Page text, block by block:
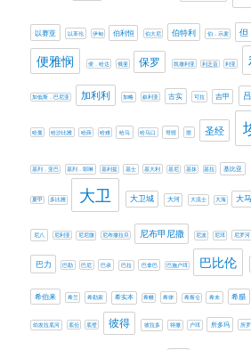
以赛亚 以革伦 伊甸 伯利恒 伯大尼 伯特利 伯．示麦 但
便雅悯 便．哈达 俄斐 保罗 凯撒利亚 利乏音 利亚
加低斯．巴尼亚 加利利 加略 叙利亚 古实 可拉 吉甲
哈曼 哈沙比雅 哈薛 哈难 哈马 哈马口 哥辖 噩 圣经
基列．亚巴 基列．耶琳 基利提 基士 基大利 基尼 基抹 基拉 基比亚
夏甲 多比雅 大卫 大卫城 大河 大流士 大海 大
尼八 尼利亚 尼尼微 尼布撒拉旦 尼布甲尼撒 尼波 尼珥 尼罗河
巴力 巴勒 巴尼 巴录 巴拉 巴拿巴 巴施户珥 巴比伦
希伯来 希兰 希勒家 希实本 希幔 希律 希斯仑 希未 希腊
幼发拉底河 底但 底璧 彼得 彼拉多 得撒 户珥 所多玛 所